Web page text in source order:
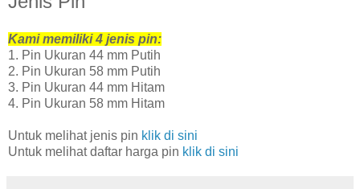
Kami memiliki 4 jenis pin:
1. Pin Ukuran 44 mm Putih
2. Pin Ukuran 58 mm Putih
3. Pin Ukuran 44 mm Hitam
4. Pin Ukuran 58 mm Hitam
Untuk melihat jenis pin klik di sini
Untuk melihat daftar harga pin klik di sini